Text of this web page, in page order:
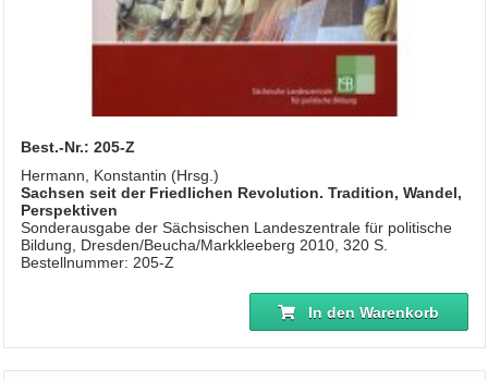
Best.-Nr.: 205-Z
Hermann, Konstantin (Hrsg.)
Sachsen seit der Friedlichen Revolution. Tradition, Wandel,
Perspektiven
Sonderausgabe der Sächsischen Landeszentrale für politische
Bildung, Dresden/Beucha/Markkleeberg 2010, 320 S.
Bestellnummer: 205-Z
In den Warenkorb